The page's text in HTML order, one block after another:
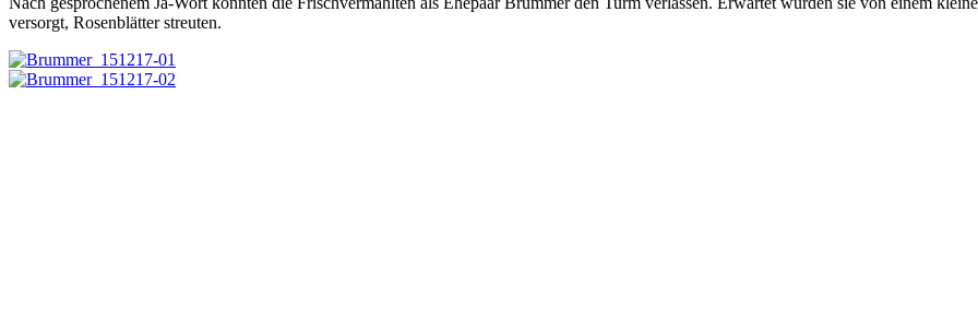
versorgt, Rosenblätter streuten.